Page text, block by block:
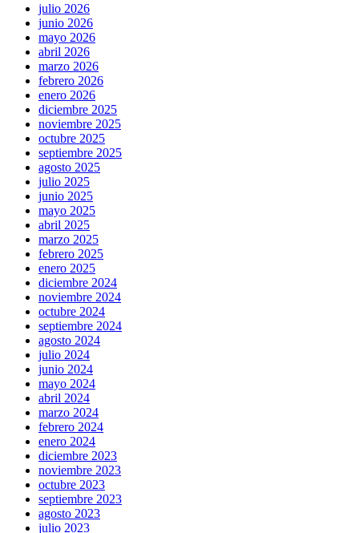
julio 2026
junio 2026
mayo 2026
abril 2026
marzo 2026
febrero 2026
enero 2026
diciembre 2025
noviembre 2025
octubre 2025
septiembre 2025
agosto 2025
julio 2025
junio 2025
mayo 2025
abril 2025
marzo 2025
febrero 2025
enero 2025
diciembre 2024
noviembre 2024
octubre 2024
septiembre 2024
agosto 2024
julio 2024
junio 2024
mayo 2024
abril 2024
marzo 2024
febrero 2024
enero 2024
diciembre 2023
noviembre 2023
octubre 2023
septiembre 2023
agosto 2023
julio 2023